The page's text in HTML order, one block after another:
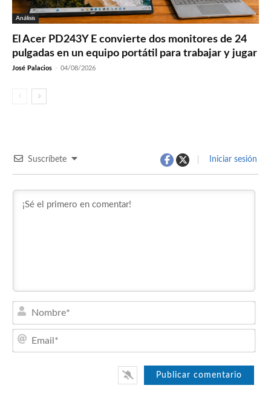
Análisis
El Acer PD243Y E convierte dos monitores de 24
pulgadas en un equipo portátil para trabajar y jugar
José Palacios - 04/08/2026
Suscríbete Iniciar sesión